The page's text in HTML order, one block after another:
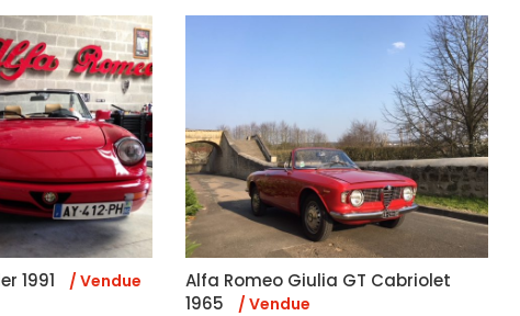
1991 / Vendue
Alfa Romeo Giulia GT Cabriolet
1965
/ Vendue